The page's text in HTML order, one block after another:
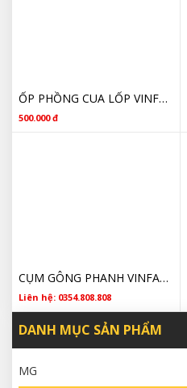
ỐP PHỒNG CUA LỐP VINFAST FADIL 42552646 CHÍNH HÃNG GIÁ TỐT
500.000 đ
CỤM GÔNG PHANH VINFAST FADIL13591421 GIÁ TỐT
Liên hệ: 0354.808.808
DANH MỤC SẢN PHẨM
MG